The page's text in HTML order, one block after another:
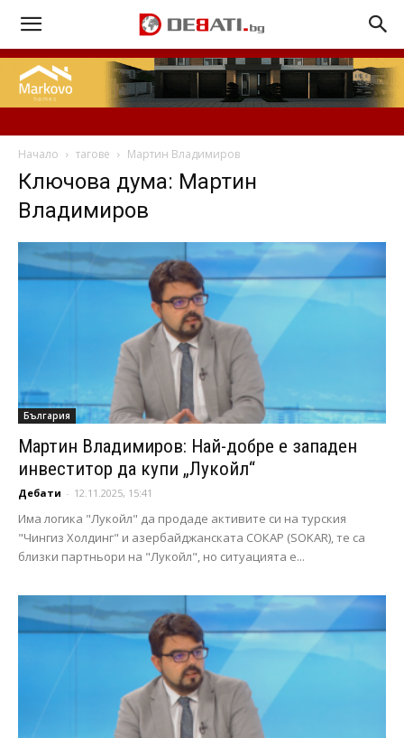
Начало тагове Мартин Владимиров
Ключова дума: Мартин
Владимиров
България
Мартин Владимиров: Най-добре е западен
инвеститор да купи „Лукойл“
Дебати - 12.11.2025, 15:41
Има логика "Лукойл" да продаде активите си на турския
"Чингиз Холдинг" и азербайджанската СОКАР (SOKAR), те са
близки партньори на "Лукойл", но ситуацията е...